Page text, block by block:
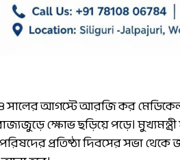
সালের আগস্টে আরজি কর
ক্ষোভ ছড়িয়ে পড়ে।
প্রতিষ্ঠা দিবসের সভা